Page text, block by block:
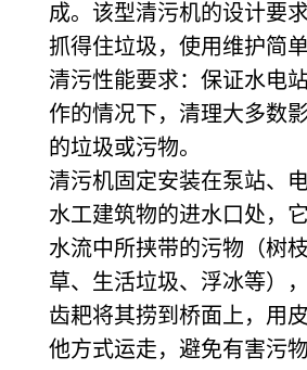
成。该型清污机的设计要
抓得住垃圾，使用维护简
清污性能要求：保证水电
作的情况下，清理大多数
的垃圾或污物。
清污机固定安装在泵站、
水工建筑物的进水口处，
水流中所挟带的污物（树
草、生活垃圾、浮冰等）
齿耙将其捞到桥面上，用
他方式运走，避免有害污